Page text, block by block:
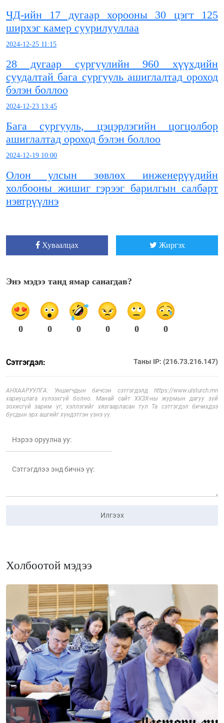
ЧД-ийн 17 дугаар хорооны 30 цэгт 125
ширхэг камер суурилууллаа
2024-12-25 11:15
28 дугаар сургуулийн 960 хүүхдийн
суудалтай бага сургууль ашиглалтад ороход
бэлэн боллоо
2024-12-23 13:45
Бага сургууль, цэцэрлэгийн цогцолбор
ашиглалтад ороход бэлэн боллоо
2024-12-19 10:00
Олон улсын зөвлөх инженерүүдийн
холбооны жишиг гэрээг барилгын салбарт
нэвтрүүлнэ
Хуваалцах Жиргэх
Энэ мэдээ танд ямар санагдав?
0 0 0 0 0 0
Сэтгэгдэл: Таны IP: (216.73.216.147)
АНХААРУУЛГА: Уншигчдын бичсэн сэтгэгдэлд https://www.ulsturch.mn
хариуцлага хүлээхгүй болно. Манай сайт ХХЗХ-ны журмын дагуу зүй
зохисгүй зарим үг, хэллэгийг хязгаарласан тул Та сэтгэгдэл бичихдээ
бусдын эрх ашгийг хүндэтгэн үзнэ үү.
Илгээх
Холбоотой мэдээ